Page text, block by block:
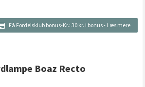
Få Fordelsklub bonus-Kr.: 30 kr. i bonus- Læs mere
Boaz Recto